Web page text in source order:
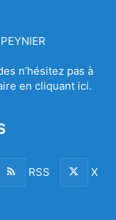
n’hésitez pas à
en cliquant ici.
RSS X